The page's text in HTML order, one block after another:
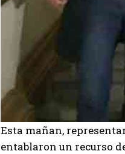
Esta mañan,
entablaron un recurso